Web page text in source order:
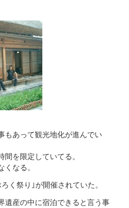
もあって観光地化が進んでい
間を限定していてる。
くなる。
く祭り｣が開催されていた。
遺産の中に宿泊できると言う事